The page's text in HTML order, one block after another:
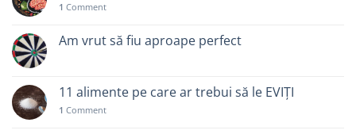
1 Comment
Am vrut să fiu aproape perfect
11 alimente pe care ar trebui să le EVIȚI
1 Comment